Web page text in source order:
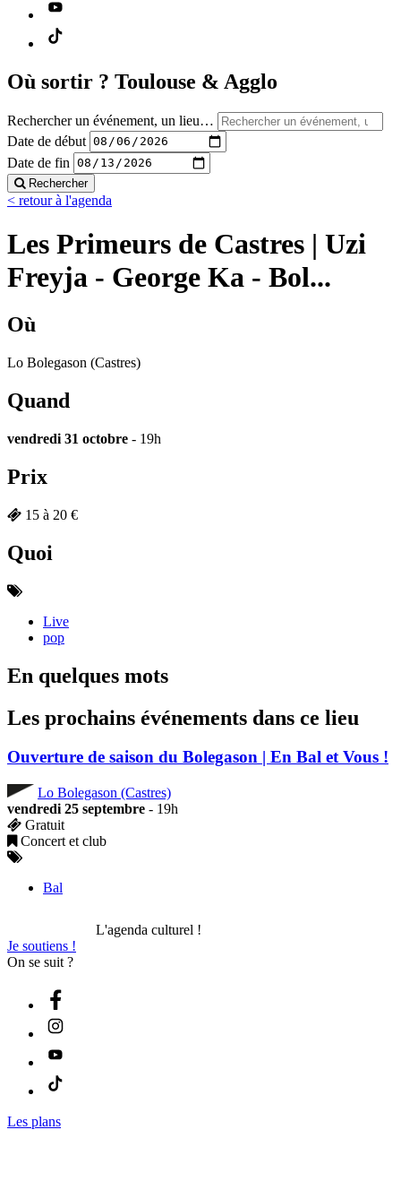
Où sortir ? Toulouse & Agglo
Rechercher un événement, un lieu…
Date de début
Date de fin
Rechercher
< retour à l'agenda
Les Primeurs de Castres | Uzi
Freyja - George Ka - Bol...
Où
Lo Bolegason (Castres)
Quand
vendredi 31 octobre - 19h
Prix
15 à 20 €
Quoi
Live
pop
En quelques mots
Les prochains événements dans ce lieu
Ouverture de saison du Bolegason | En Bal et Vous !
Lo Bolegason (Castres)
vendredi 25 septembre - 19h
Gratuit
Concert et club
Bal
L'agenda culturel !
Je soutiens !
On se suit ?
Les plans